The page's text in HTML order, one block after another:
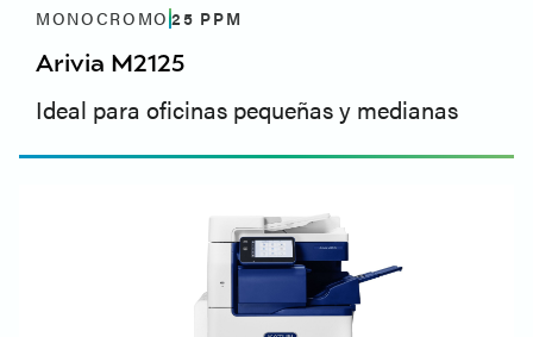
MONOCROMO25 PPM
Arivia M2125
Ideal para oficinas pequeñas y medianas